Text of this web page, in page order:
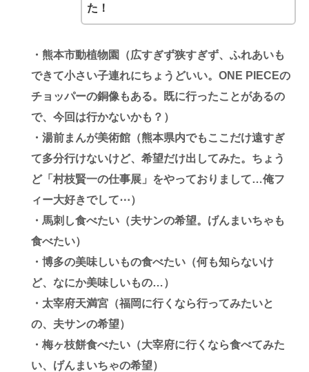
た！
・熊本市動植物園（広すぎず狭すぎず、ふれあいも
できて小さい子連れにちょうどいい。ONE PIECEの
チョッパーの銅像もある。既に行ったことがあるの
で、今回は行かないかも？）
・湯前まんが美術館（熊本県内でもここだけ遠すぎ
て多分行けないけど、希望だけ出してみた。ちょう
ど「村枝賢一の仕事展」をやっておりまして…俺フ
ィー大好きでして⋯）
・馬刺し食べたい（夫サンの希望。げんまいちゃも
食べたい）
・博多の美味しいもの食べたい（何も知らないけ
ど、なにか美味しいもの…）
・太宰府天満宮（福岡に行くなら行ってみたいと
の、夫サンの希望）
・梅ヶ枝餅食べたい（大宰府に行くなら食べてみた
い、げんまいちゃの希望）